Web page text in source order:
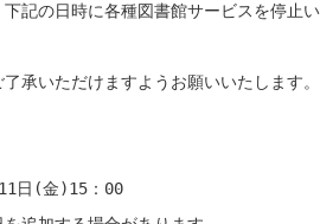
記の日時に各種図書館サービスを停止い
承いただけますようお願いいたします。
日(金)15：00